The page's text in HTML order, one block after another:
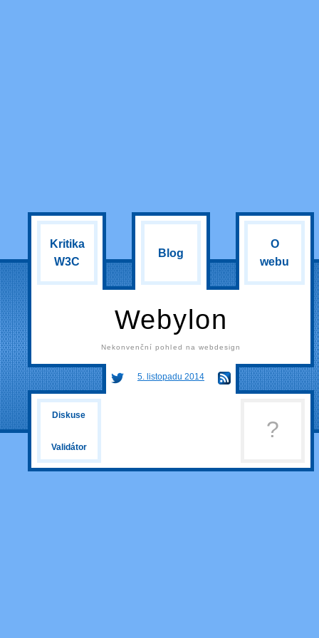
Kritika
W3C
Blog
O
webu
Webylon
Nekonvenční pohled na webdesign
5. listopadu 2014
Diskuse
Validátor
?